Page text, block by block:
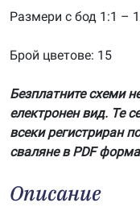
Размери с бод 1:1 –
Брой цветове: 15
Безплатните схеми
електронен вид. Те
всеки регистриран
сваляне в PDF
Описание